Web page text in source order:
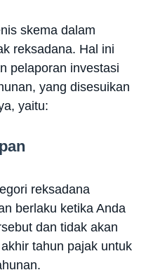
skema dalam
reksadana. Hal ini
pelaporan investasi
yang disesuikan
yaitu:
reksadana
berlaku ketika Anda
dan tidak akan
tahun pajak untuk